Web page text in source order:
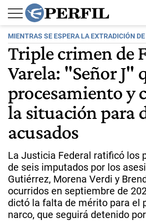
MIENTRAS SE ESPERA LA EXTRADICIÓN
Triple crimen de
Varela: "Señor J"
procesamiento y
la situación para
acusados
La Justicia Federal ratificó los
de seis imputados por los
Gutiérrez, Morena Verdi y
ocurridos en septiembre de
dictó la falta de mérito para el
narco, que seguirá detenido